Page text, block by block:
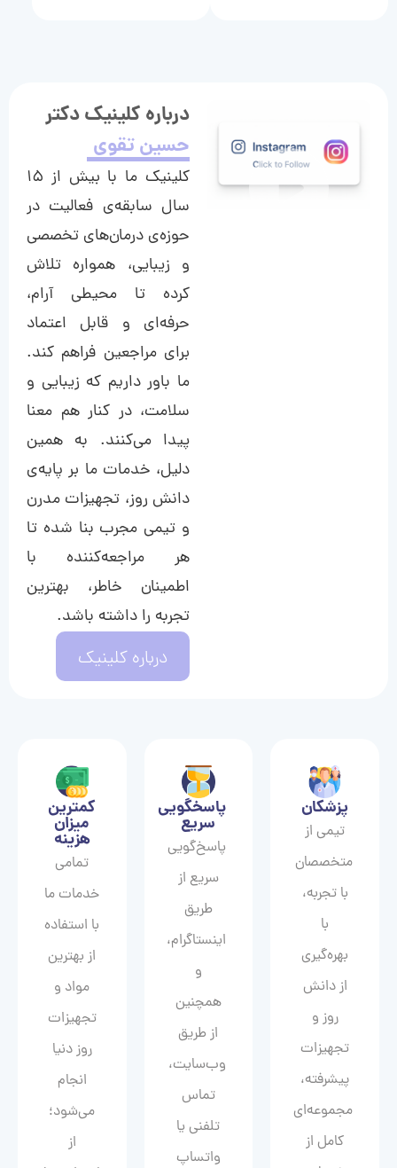
درباره کلینیک دکتر
حسین تقوی
کلینیک ما با بیش از ۱۵
سال سابقه‌ی فعالیت در
حوزه‌ی درمان‌های تخصصی
و زیبایی، همواره تلاش
کرده تا محیطی آرام،
حرفه‌ای و قابل اعتماد
برای مراجعین فراهم کند.
ما باور داریم که زیبایی و
سلامت، در کنار هم معنا
پیدا می‌کنند. به همین
دلیل، خدمات ما بر پایه‌ی
دانش روز، تجهیزات مدرن
و تیمی مجرب بنا شده تا
هر مراجعه‌کننده با
اطمینان خاطر، بهترین
تجربه را داشته باشد.
درباره کلینیک
پزشکان
تیمی از
متخصصان
با تجربه،
با
بهره‌گیری
از دانش
روز و
تجهیزات
پیشرفته،
مجموعه‌ای
کامل از
پاسخگویی
سریع
پاسخ‌گویی
سریع از
طریق
اینستاگرام،
و
همچنین
از طریق
وب‌سایت،
تماس
تلفنی یا
واتساپ
کمترین
میزان
هزینه
تمامی
خدمات ما
با استفاده
از بهترین
مواد و
تجهیزات
روز دنیا
انجام
می‌شود؛
از